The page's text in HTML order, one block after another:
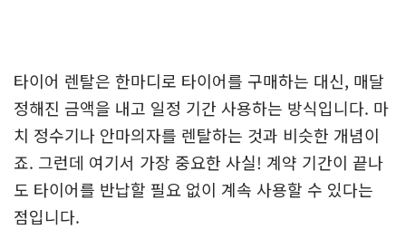
타이어 렌탈은 한마디로 타이어를 구매하는 대신, 매달
정해진 금액을 내고 일정 기간 사용하는 방식입니다. 마
치 정수기나 안마의자를 렌탈하는 것과 비슷한 개념이
죠. 그런데 여기서 가장 중요한 사실! 계약 기간이 끝나
도 타이어를 반납할 필요 없이 계속 사용할 수 있다는
점입니다.